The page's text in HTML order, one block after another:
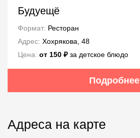
Будуещё
Формат: Ресторан
Адрес: Хохрякова, 48
Цена: от 150 ₽за детское блюдо
Подробнее
Адреса на карте